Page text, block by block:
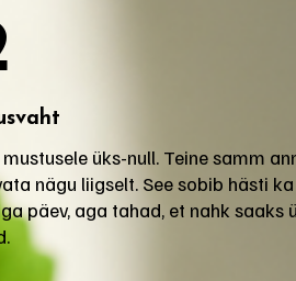
üks-null. Teine samm
nägu liigselt. See sobib hästi
päev, aga tahad, et nahk saaks